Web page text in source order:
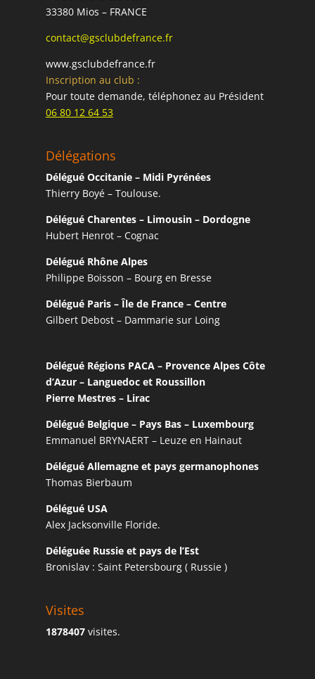
33380 Mios – FRANCE
contact@gsclubdefrance.fr
www.gsclubdefrance.fr
Inscription au club :
Pour toute demande, téléphonez au Président
06 80 12 64 53
Délégations
Délégué Occitanie – Midi Pyrénées
Thierry Boyé – Toulouse.
Délégué Charentes – Limousin – Dordogne
Hubert Henrot – Cognac
Délégué Rhône Alpes
Philippe Boisson – Bourg en Bresse
Délégué Paris – Île de France – Centre
Gilbert Debost – Dammarie sur Loing
Délégué Régions PACA – Provence Alpes Côte
d’Azur – Languedoc et Roussillon
Pierre Mestres – Lirac
Délégué Belgique – Pays Bas – Luxembourg
Emmanuel BRYNAERT – Leuze en Hainaut
Délégué Allemagne et pays germanophones
Thomas Bierbaum
Délégué USA
Alex Jacksonville Floride.
Déléguée Russie et pays de l’Est
Bronislav : Saint Petersbourg ( Russie )
Visites
1878407visites.